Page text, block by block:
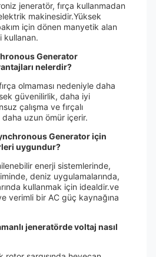
jeneratör, fırça kullanmadan
makinesidir.Yüksek
için dönen manyetik alan
kullanan.
Generator
nelerdir?
olmaması nedeniyle daha
güvenilirlik, daha iyi
çalışma ve fırçalı
daha uzun ömür içerir.
Generator için
uygundur?
enerji sistemlerinde,
deniz uygulamalarında,
kullanmak için idealdir.ve
verimli bir AC güç kaynağına
jeneratörde voltaj nasıl